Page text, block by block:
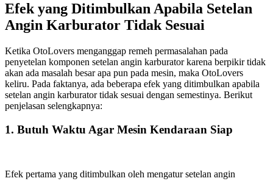
Efek yang Ditimbulkan Apabila Setelan
Angin Karburator Tidak Sesuai
Ketika OtoLovers menganggap remeh permasalahan pada
penyetelan komponen setelan angin karburator karena berpikir tidak
akan ada masalah besar apa pun pada mesin, maka OtoLovers
keliru. Pada faktanya, ada beberapa efek yang ditimbulkan apabila
setelan angin karburator tidak sesuai dengan semestinya. Berikut
penjelasan selengkapnya:
1. Butuh Waktu Agar Mesin Kendaraan Siap
Efek pertama yang ditimbulkan oleh mengatur setelan angin